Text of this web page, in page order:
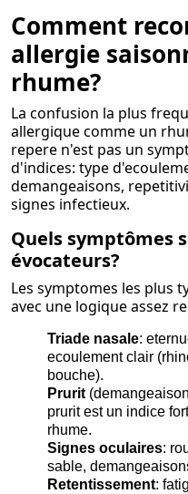
Comment
allergie
rhume?
La confusion la plus
allergique comme un
repere n'est pas un
d'indices: type
demangeaisons,
signes infectieux.
Quels symptômes
évocateurs?
Les symptomes les plus
avec une logique assez
Triade nasale:
ecoulement clair
bouche).
Prurit
prurit est un indice
rhume.
Signes oculaires:
sable,
Retentissement: